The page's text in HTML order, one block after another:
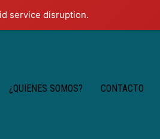
service disruption.
¿QUIENES SOMOS? CONTACTO